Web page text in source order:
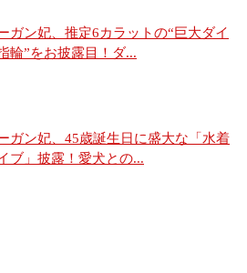
ガン妃、推定6カラットの“巨大ダイ
輪”をお披露目！ダ...
ガン妃、45歳誕生日に盛大な「水着
ブ」披露！愛犬との...